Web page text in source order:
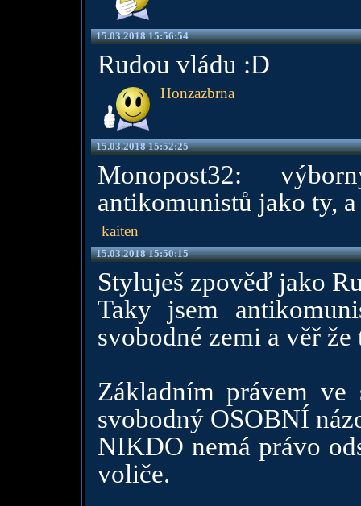
15.03.2018 15:56:54
Rudou vládu :D
Honzazbrna
15.03.2018 15:52:25
Monopost32:
antikomunistů jako ty,
kaiten
15.03.2018 15:50:15
Styluješ zpověď jako
Taky jsem
svobodné zemi a věř
Základním právem ve
svobodný OSOBNÍ
NIKDO nemá právo
voliče.